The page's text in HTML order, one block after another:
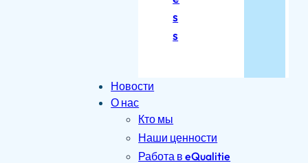
s
s
Новости
О нас
Кто мы
Наши ценности
Работа в eQualitie